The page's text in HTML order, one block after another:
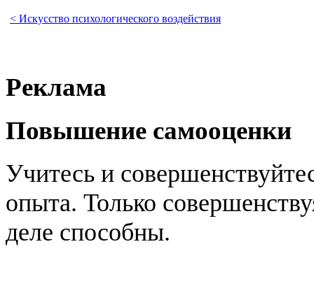
< Искусство психологического воздействия
Реклама
Повышение самооценки
Учитесь и
опыта. Только
деле способны.